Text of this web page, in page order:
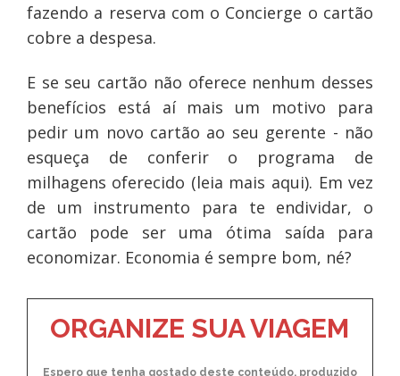
fazendo a reserva com o Concierge o cartão
cobre a despesa.
E se seu cartão não oferece nenhum desses
benefícios está aí mais um motivo para
pedir um novo cartão ao seu gerente - não
esqueça de conferir o programa de
milhagens oferecido (leia mais aqui). Em vez
de um instrumento para te endividar, o
cartão pode ser uma ótima saída para
economizar. Economia é sempre bom, né?
ORGANIZE SUA VIAGEM
Espero que tenha gostado deste conteúdo, produzido